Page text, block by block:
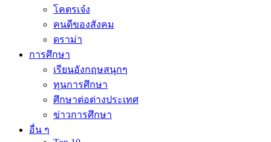
โคตรเจ๋ง
คนดีของสังคม
ดราม่า
การศึกษา
เรียนอังกฤษสนุกๆ
ทุนการศึกษา
ศึกษาต่อต่างประเทศ
ข่าวการศึกษา
อื่น ๆ